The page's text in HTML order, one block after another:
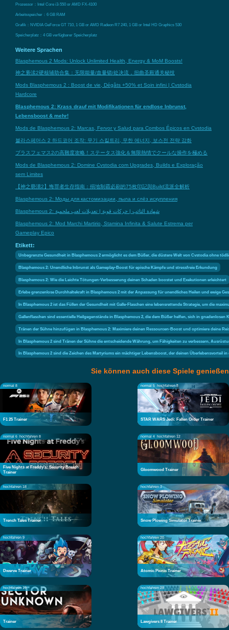
Prozessor：Intel Core i3-550 or AMD FX-4100
Arbeitsspeicher：6 GB RAM
Grafik：NVIDIA GeForce GT 710, 1 GB or AMD Radeon R7 240, 1 GB or Intel HD Graphics 530
Speicherplatz：4 GB verfügbarer Speicherplatz
Weitere Sprachen
Blasphemous 2 Mods: Unlock Unlimited Health, Energy & MoM Boosts!
神之亵渎2硬核辅助合集：无限能量/血量锁/处决流，扭曲圣殿通关秘技
Mods Blasphemous 2 : Boost de vie, Dégâts +50% et Soin infini | Cvstodia
Hardcore
Blasphemous 2: Krass drauf mit Modifikationen für endlose Inbrunst,
Lebensboost & mehr!
Mods de Blasphemous 2: Marcas, Fervor y Salud para Combos Épicos en Cvstodia
블라스페머스 2 하드코어 조작: 무기 스킬트리, 무한 에너지, 보스전 전략 강화
ブラスフェマス2の高難度攻略！ステータス強化＆無限熱情でクールな操作を極める
Mods de Blasphemous 2: Domine Cvstodia com Upgrades, Builds e Exploração
sem Limites
【神之褻瀆2】悔罪者生存指南：殞地制霸必刷的75枚印記與Build流派全解析
Blasphemous 2: Моды для кастомизации, пыла и слёз искупления
Blasphemous 2: شهادة التائب | حركات قوية | تعديلات لعب ملحمية
Blasphemous 2: Mod Marchi Martirio, Stamina Infinita & Salute Estrema per
Gameplay Epico
Etikett:
Unbegrenzte Gesundheit in Blasphemous 2 ermöglicht es dem Büßer, die düstere Welt von Cvstodia ohne
Blasphemous 2: Unendliche Inbrunst als Gameplay-Boost für epische Kämpfe und stressfreie Erkundung
Blasphemous 2: Wie die Leichte Tötungen-Verbesserung deinen Schaden boostet und Exekutionen erleichtert
Erlebe grenzenlose Durchhaltekraft in Blasphemous 2 mit der Anpassung für unendliches Heilen und ewige
In Blasphemous 2 ist das Füllen der Gesundheit mit Galle-Flaschen eine lebensrettende Strategie, um die
Gallenflaschen sind essentielle Heilgegenstände in Blasphemous 2, die dem Büßer helfen, sich in gnadenlosen
Tränen der Sühne hinzufügen in Blasphemous 2: Maximiere deinen Ressourcen-Boost und optimiere deine
In Blasphemous 2 sind Tränen der Sühne die entscheidende Währung, um Fähigkeiten zu verbessern,
In Blasphemous 2 sind die Zeichen des Martyriums ein mächtiger Lebensboost, der deinen Überlebensvorteil
Sie können auch diese Spiele genießen
normal 8
F1 25 Trainer
normal 5 hochfahren 8
STAR WARS Jedi: Fallen Order Trainer
normal 6 hochfahren 8
Five Nights at Freddy's: Security Breach
Trainer
normal 4 hochfahren 12
Gloomwood Trainer
hochfahren 18
Trench Tales Trainer
hochfahren 3
Snow Plowing Simulator Trainer
hochfahren 9
Dwerve Trainer
hochfahren 20
Atomic Picnic Trainer
hochfahren 19
Trainer
hochfahren 28
Lawgivers II Trainer